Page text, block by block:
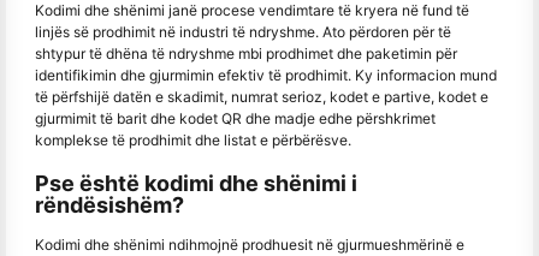
Kodimi dhe shënimi janë procese vendimtare të kryera në fund të
linjës së prodhimit në industri të ndryshme. Ato përdoren për të
shtypur të dhëna të ndryshme mbi prodhimet dhe paketimin për
identifikimin dhe gjurmimin efektiv të prodhimit. Ky informacion mund
të përfshijë datën e skadimit, numrat serioz, kodet e partive, kodet e
gjurmimit të barit dhe kodet QR dhe madje edhe përshkrimet
komplekse të prodhimit dhe listat e përbërësve.
Pse është kodimi dhe shënimi i
rëndësishëm?
Kodimi dhe shënimi ndihmojnë prodhuesit në gjurmueshmërinë e